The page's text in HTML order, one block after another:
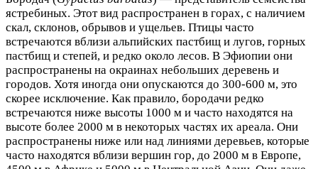
ястребиных. Этот вид распространен в горах, с наличием
скал, склонов, обрывов и ущельев. Птицы часто
встречаются вблизи альпийских пастбищ и лугов, горных
пастбищ и степей, и редко около лесов. В Эфиопии они
распространены на окраинах небольших деревень и
городов. Хотя иногда они опускаются до 300-600 м, это
скорее исключение. Как правило, бородачи редко
встречаются ниже высоты 1000 м и часто находятся на
высоте более 2000 м в некоторых частях их ареала. Они
распространены ниже или над линиями деревьев, которые
часто находятся вблизи вершин гор, до 2000 м в Европе,